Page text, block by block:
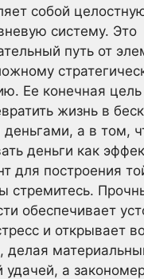
собой
систему. Это
путь от
Ее конечная
жизнь в
деньгами, а в том,
деньги как
для построения
стремитесь.
обеспечивает
и открывает
делая
удачей, а